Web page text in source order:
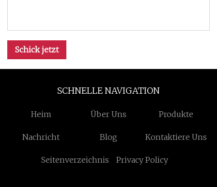
Schick jetzt
SCHNELLE NAVIGATION
Heim Über Uns Produkte
Nachricht Blog Kontaktiere Uns
Seitenverzeichnis Privacy Policy